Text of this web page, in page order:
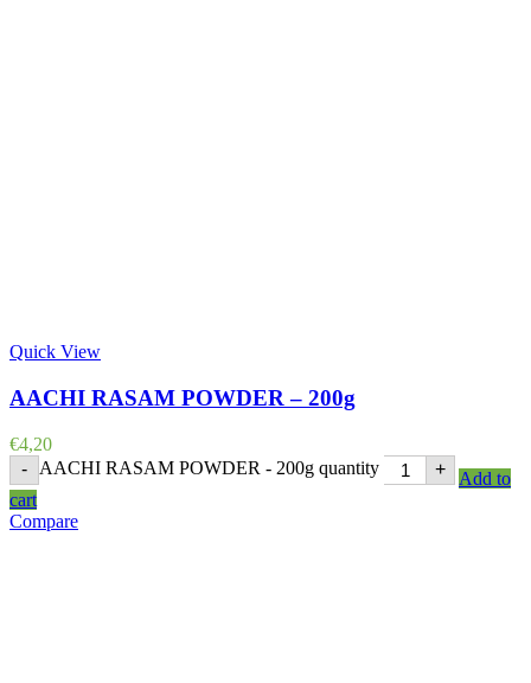
Quick View
AACHI RASAM POWDER – 200g
€4,20
-
AACHI RASAM POWDER - 200g quantity +
Add to
cart
Compare